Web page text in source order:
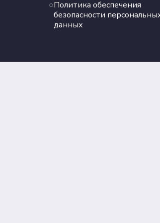
Политика обеспечения
безопасности
данных